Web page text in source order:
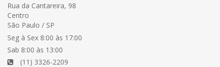
Rua da Cantareira, 98
Centro
São Paulo / SP
Seg à Sex 8:00 às 17:00
Sab 8:00 às 13:00
(11) 3326-2209